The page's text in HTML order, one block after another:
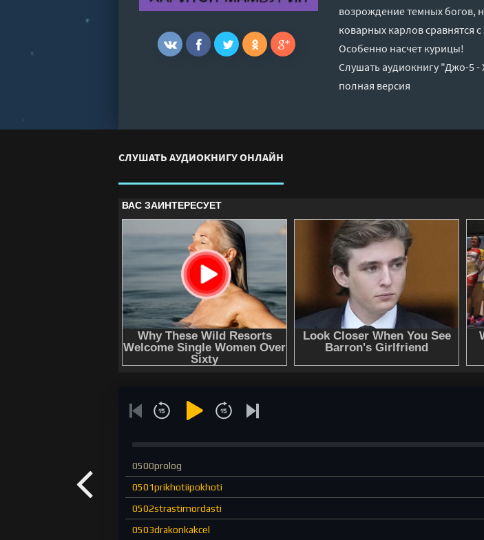
возрождение темных богов,
коварных карлов сравнятся
Особенно насчет курицы!
Слушать аудиокнигу "Джо-5
полная версия
СЛУШАТЬ АУДИОКНИГУ ОНЛАЙН
0500prolog
0501prikhotiipokhoti
0502strastimordasti
0503drakonkakcel